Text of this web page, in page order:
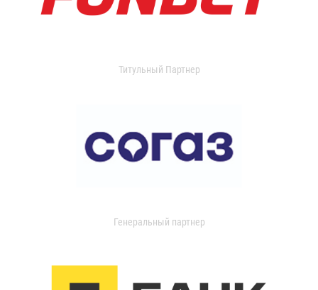
Титульный Партнер
Генеральный партнер